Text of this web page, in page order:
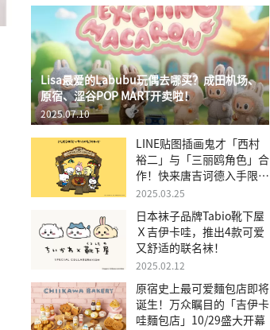
Lisa最爱的Labubu玩偶去哪买？成田机场、
原宿、涩谷POP MART开卖啦！
2025.07.10
LINE贴图插画鬼才「西村
裕二」与「三丽鸥角色」合
作！快来唐吉诃德入手限量
商品
2025.03.25
日本袜子品牌Tabio靴下屋
Ｘ吉伊卡哇，推出4款可爱
又舒适的联名袜！
2025.02.12
原宿史上最可爱麵包店即将
诞生！万众瞩目的「吉伊卡
哇麵包店」10/29盛大开幕